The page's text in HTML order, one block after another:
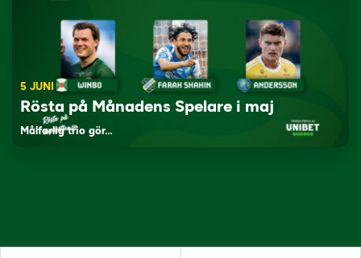
5 JUNI
Rösta på Månadens Spelare i maj
Målfarlig trio gör…